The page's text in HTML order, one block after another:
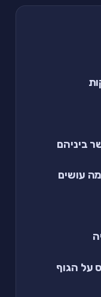
ביניהם
עושים
על הגוף